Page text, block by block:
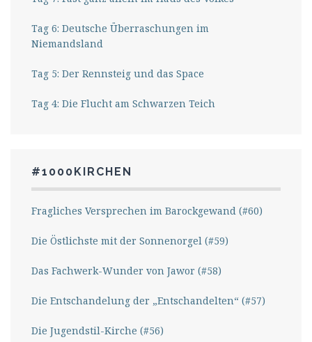
Tag 6: Deutsche Überraschungen im
Niemandsland
Tag 5: Der Rennsteig und das Space
Tag 4: Die Flucht am Schwarzen Teich
#1000KIRCHEN
Fragliches Versprechen im Barockgewand (#60)
Die Östlichste mit der Sonnenorgel (#59)
Das Fachwerk-Wunder von Jawor (#58)
Die Entschandelung der „Entschandelten“ (#57)
Die Jugendstil-Kirche (#56)